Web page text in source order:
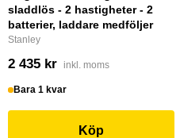
sladdlös - 2 hastigheter - 2
batterier, laddare medföljer
Stanley
2 435 kr inkl. moms
Bara 1 kvar
Köp